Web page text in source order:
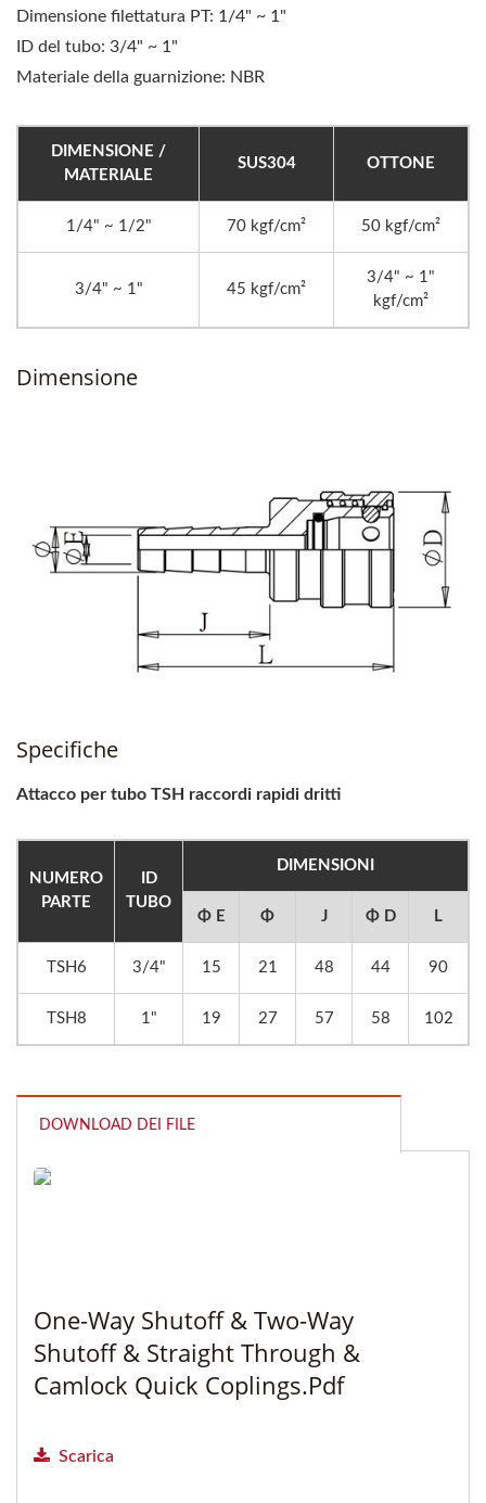
Dimensione filettatura PT: 1/4" ~ 1"
ID del tubo: 3/4" ~ 1"
Materiale della guarnizione: NBR
DIMENSIONE /
MATERIALE
SUS304 OTTONE
1/4" ~ 1/2" 70 kgf/cm² 50 kgf/cm²
3/4" ~ 1" 45 kgf/cm²
3/4" ~ 1"
kgf/cm²
Dimensione
Specifiche
Attacco per tubo TSH raccordi rapidi dritti
NUMERO
PARTE
ID
TUBO
DIMENSIONI
Φ E Φ J Φ D L
TSH6 3/4" 15 21 48 44 90
TSH8 1" 19 27 57 58 102
DOWNLOAD DEI FILE
One-Way Shutoff & Two-Way
Shutoff & Straight Through &
Camlock Quick Coplings.pdf
Scarica